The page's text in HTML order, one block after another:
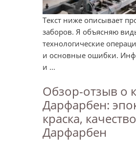
Текст ниже описывает
заборов. Я объясняю
технологические
и основные ошибки.
и ...
Обзор-отзыв о
Дарфарбен:
краска,
Дарфарбен